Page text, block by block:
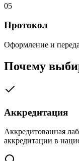
05
Протокол
Оформление и
Почему
Аккредитация
Аккредитованная
аккредитации в